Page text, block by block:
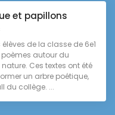
et papillons
de la classe de 6e1
autour du
Ces textes ont été
un arbre poétique,
du collège. ...